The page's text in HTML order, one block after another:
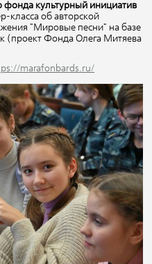
фонда культурный инициатив
класса об авторской
"Мировые песни" на базе
(проект Фонда Олега Митяева
marafonbards.ru/